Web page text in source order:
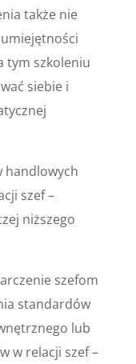
także nie
tym szkoleniu
siebie i
handlowych
szef –
niższego
szefom
standardów
lub
w relacji szef –